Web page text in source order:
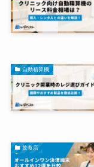
自動精算機
飲食店